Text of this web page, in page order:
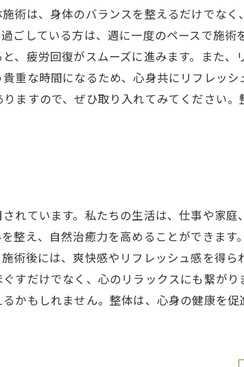
術は、身体のバランスを整えるだけでなく
ごしている方は、週に一度のペースで施術
、疲労回復がスムーズに進みます。また、
重な時間になるため、心身共にリフレッシ
ますので、ぜひ取り入れてみてください。
れています。私たちの生活は、仕事や家庭
整え、自然治癒力を高めることができます
術後には、爽快感やリフレッシュ感を得ら
すだけでなく、心のリラックスにも繋がり
かもしれません。整体は、心身の健康を促